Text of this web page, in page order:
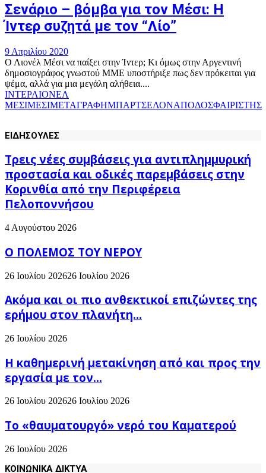
Σενάριο – βόμβα για τον Μέσι: Η
Ίντερ συζητά με τον “Λίο”
9 Απριλίου 2020
Ο Λιονέλ Μέσι να παίξει στην Ίντερ; Κι όμως στην Αργεντινή
δημοσιογράφος γνωστού ΜΜΕ υποστήριξε πως δεν πρόκειται για
ψέμα, αλλά για μια μεγάλη αλήθεια....
ΙΝΤΕΡΛΙΟΝΕΛ
ΜΕΣΙΜΕΣΙΜΕΤΑΓΡΑΦΗΜΠΑΡΤΣΕΛΟΝΑΠΟΔΟΣΦΑΙΡΙΣΤΗΣ
ΕΙΔΗΣΟΥΛΕΣ
Τρεις νέες συμβάσεις για αντιπλημμυρική
προστασία και οδικές παρεμβάσεις στην
Κορινθία από την Περιφέρεια
Πελοποννήσου
4 Αυγούστου 2026
Ο ΠΟΛΕΜΟΣ ΤΟΥ ΝΕΡΟΥ
26 Ιουλίου 202626 Ιουλίου 2026
Ακόμα και οι πιο ανθεκτικοί επιζώντες της
ερήμου στον πλανήτη...
26 Ιουλίου 2026
H καθημερινή μετακίνηση από και προς την
εργασία με τον...
26 Ιουλίου 202626 Ιουλίου 2026
Το «θαυματουργό» νερό του Καματερού
26 Ιουλίου 2026
ΚΟΙΝΩΝΙΚΑ ΔΙΚΤΥΑ